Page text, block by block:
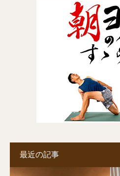
最近の記事